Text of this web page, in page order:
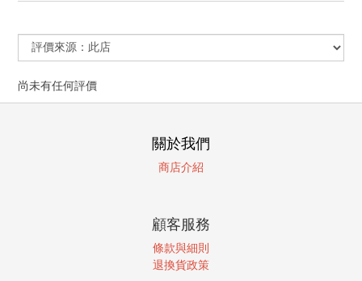
尚未有任何評價
關於我們
商店介紹
顧客服務
條款與細則
退換貨政策